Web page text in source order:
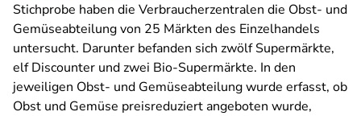
Stichprobe haben die Verbraucherzentralen die Obst- und
Gemüseabteilung von 25 Märkten des Einzelhandels
untersucht. Darunter befanden sich zwölf Supermärkte,
elf Discounter und zwei Bio-Supermärkte. In den
jeweiligen Obst- und Gemüseabteilung wurde erfasst, ob
Obst und Gemüse preisreduziert angeboten wurde,